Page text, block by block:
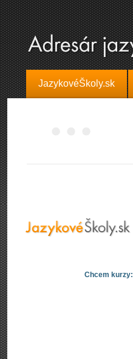
JazykovéŠkoly.sk
Chcem kurzy: